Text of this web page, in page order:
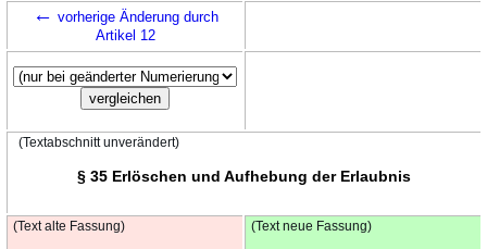
← vorherige Änderung durch
Artikel 12
(Textabschnitt unverändert)
§ 35 Erlöschen und Aufhebung der Erlaubnis
(Text alte Fassung) (Text neue Fassung)